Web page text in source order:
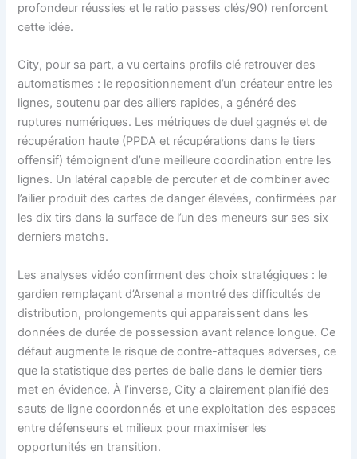
profondeur réussies et le ratio passes clés/90) renforcent
cette idée.
City, pour sa part, a vu certains profils clé retrouver des
automatismes : le repositionnement d’un créateur entre les
lignes, soutenu par des ailiers rapides, a généré des
ruptures numériques. Les métriques de duel gagnés et de
récupération haute (PPDA et récupérations dans le tiers
offensif) témoignent d’une meilleure coordination entre les
lignes. Un latéral capable de percuter et de combiner avec
l’ailier produit des cartes de danger élevées, confirmées par
les dix tirs dans la surface de l’un des meneurs sur ses six
derniers matchs.
Les analyses vidéo confirment des choix stratégiques : le
gardien remplaçant d’Arsenal a montré des difficultés de
distribution, prolongements qui apparaissent dans les
données de durée de possession avant relance longue. Ce
défaut augmente le risque de contre-attaques adverses, ce
que la statistique des pertes de balle dans le dernier tiers
met en évidence. À l’inverse, City a clairement planifié des
sauts de ligne coordonnés et une exploitation des espaces
entre défenseurs et milieux pour maximiser les
opportunités en transition.